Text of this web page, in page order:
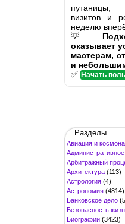
визитов и
неделю
💡
оказывает
мастерам,
и
✅ Начать
Разделы
Авиация и
Арбитражный
Архитектура (113)
Астрология (4)
Астрономия (4814)
Банковское дело
Безопасность
Биографии (3423)